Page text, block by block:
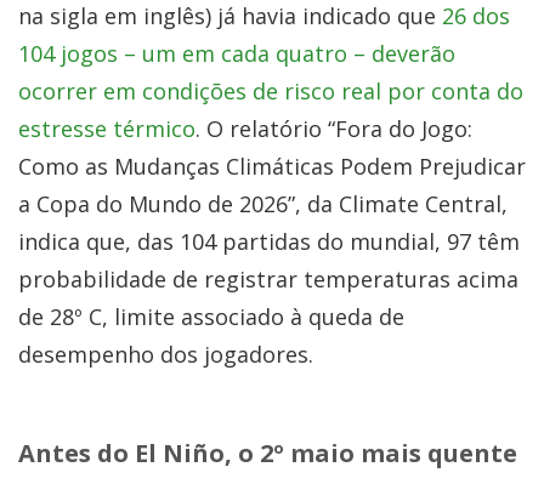
na sigla em inglês) já havia indicado que 26 dos
104 jogos – um em cada quatro – deverão
ocorrer em condições de risco real por conta do
estresse térmico. O relatório “Fora do Jogo:
Como as Mudanças Climáticas Podem Prejudicar
a Copa do Mundo de 2026”, da Climate Central,
indica que, das 104 partidas do mundial, 97 têm
probabilidade de registrar temperaturas acima
de 28º C, limite associado à queda de
desempenho dos jogadores.
Antes do El Niño, o 2º maio mais quente